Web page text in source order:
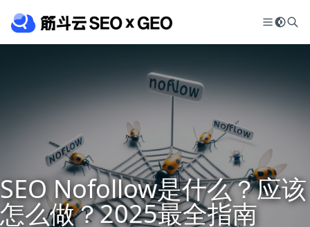
SEO Nofollow是什么？应该
怎么做？2025最全指南